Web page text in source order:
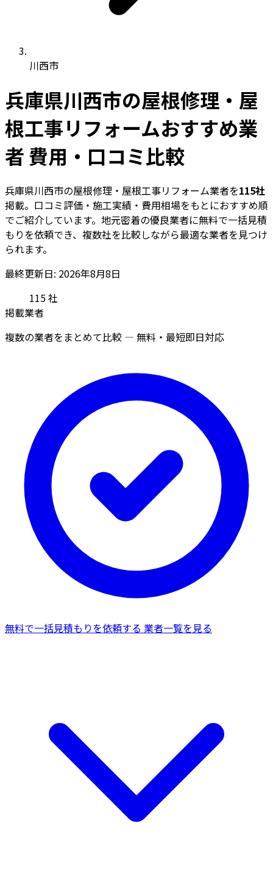
川西市
兵庫県川西市の屋根修理・屋
根工事リフォームおすすめ業
者 費用・口コミ比較
兵庫県川西市の屋根修理・屋根工事リフォーム業者を115社
掲載。口コミ評価・施工実績・費用相場をもとにおすすめ順
でご紹介しています。地元密着の優良業者に無料で一括見積
もりを依頼でき、複数社を比較しながら最適な業者を見つけ
られます。
最終更新日: 2026年8月8日
115社
掲載業者
複数の業者をまとめて比較 — 無料・最短即日対応
無料で一括見積もりを依頼する 業者一覧を見る